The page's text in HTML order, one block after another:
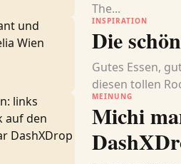
The...
INSPIRATION
Die
Gutes Essen,
diesen tollen
MEINUNG
Michi